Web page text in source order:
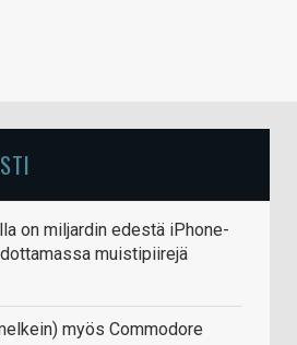
on miljardin edestä iPhone-
muistipiirejä
myös Commodore